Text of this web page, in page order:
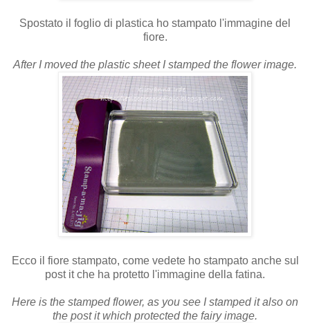
Spostato il foglio di plastica ho stampato l'immagine del
fiore.
After I moved the plastic sheet I stamped the flower image.
Ecco il fiore stampato, come vedete ho stampato anche sul
post it che ha protetto l'immagine della fatina.
Here is the stamped flower, as you see I stamped it also on
the post it which protected the fairy image.